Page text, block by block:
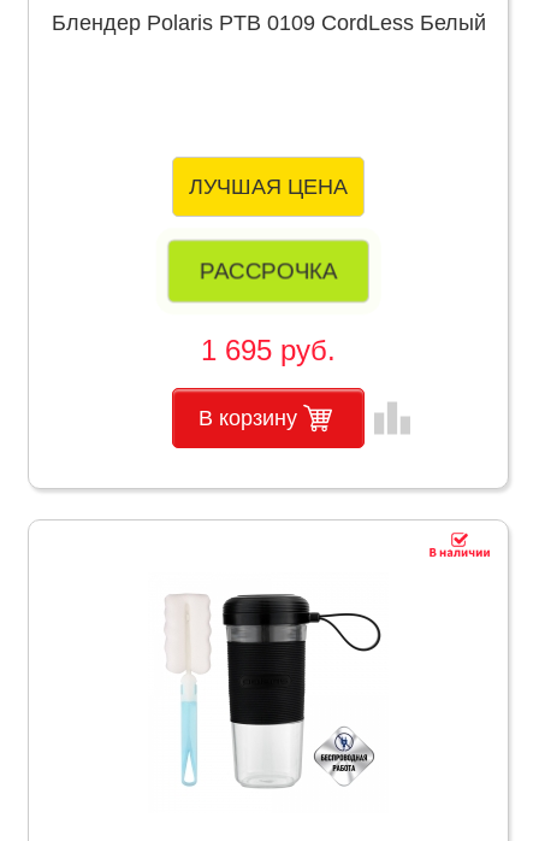
Блендер Polaris PTB 0109 CordLess Белый
ЛУЧШАЯ ЦЕНА
РАССРОЧКА
1 695 руб.
В корзину leaderboard